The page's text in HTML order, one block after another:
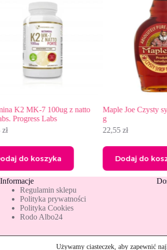
Maple Joe Czysty syrop klonowy 250
g
22,55
Dodaj do koszyka
Worki na
15,09
Dodaj
Informacje
Regulamin sklepu
Polityka prywatności
Polityka Cookies
Rodo Albo24
Używamy ciasteczek, aby zapewnić